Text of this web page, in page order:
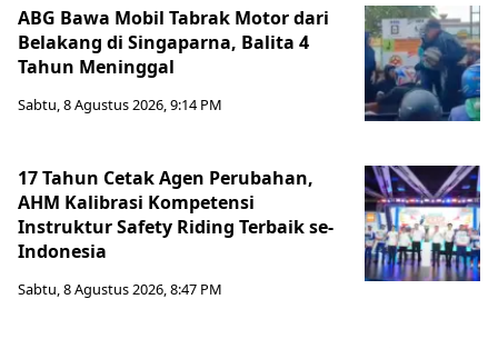
ABG Bawa Mobil Tabrak Motor dari
Belakang di Singaparna, Balita 4
Tahun Meninggal
Sabtu, 8 Agustus 2026, 9:14 PM
17 Tahun Cetak Agen Perubahan,
AHM Kalibrasi Kompetensi
Instruktur Safety Riding Terbaik se-
Indonesia
Sabtu, 8 Agustus 2026, 8:47 PM